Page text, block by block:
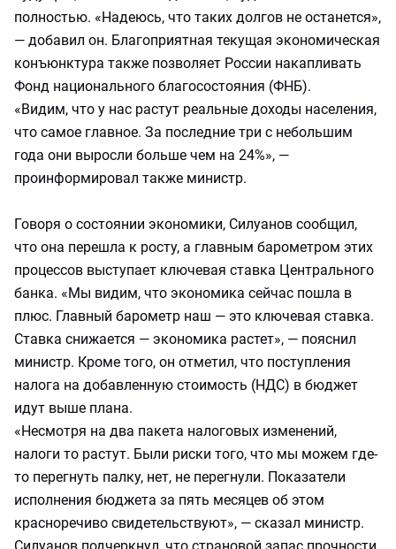
полностью. «Надеюсь, что таких долгов не останется»,
— добавил он. Благоприятная текущая экономическая
конъюнктура также позволяет России накапливать
Фонд национального благосостояния (ФНБ).
«Видим, что у нас растут реальные доходы населения,
что самое главное. За последние три с небольшим
года они выросли больше чем на 24%», —
проинформировал также министр.
Говоря о состоянии экономики, Силуанов сообщил,
что она перешла к росту, а главным барометром этих
процессов выступает ключевая ставка Центрального
банка. «Мы видим, что экономика сейчас пошла в
плюс. Главный барометр наш — это ключевая ставка.
Ставка снижается — экономика растет», — пояснил
министр. Кроме того, он отметил, что поступления
налога на добавленную стоимость (НДС) в бюджет
идут выше плана.
«Несмотря на два пакета налоговых изменений,
налоги то растут. Были риски того, что мы можем где-
то перегнуть палку, нет, не перегнули. Показатели
исполнения бюджета за пять месяцев об этом
красноречиво свидетельствуют», — сказал министр.